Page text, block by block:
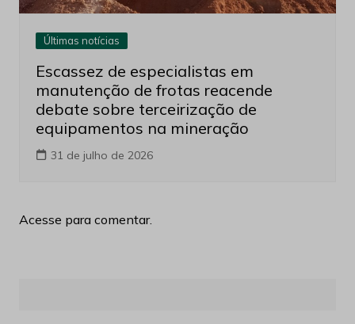
Últimas notícias
Escassez de especialistas em
manutenção de frotas reacende
debate sobre terceirização de
equipamentos na mineração
31 de julho de 2026
Acesse para comentar.